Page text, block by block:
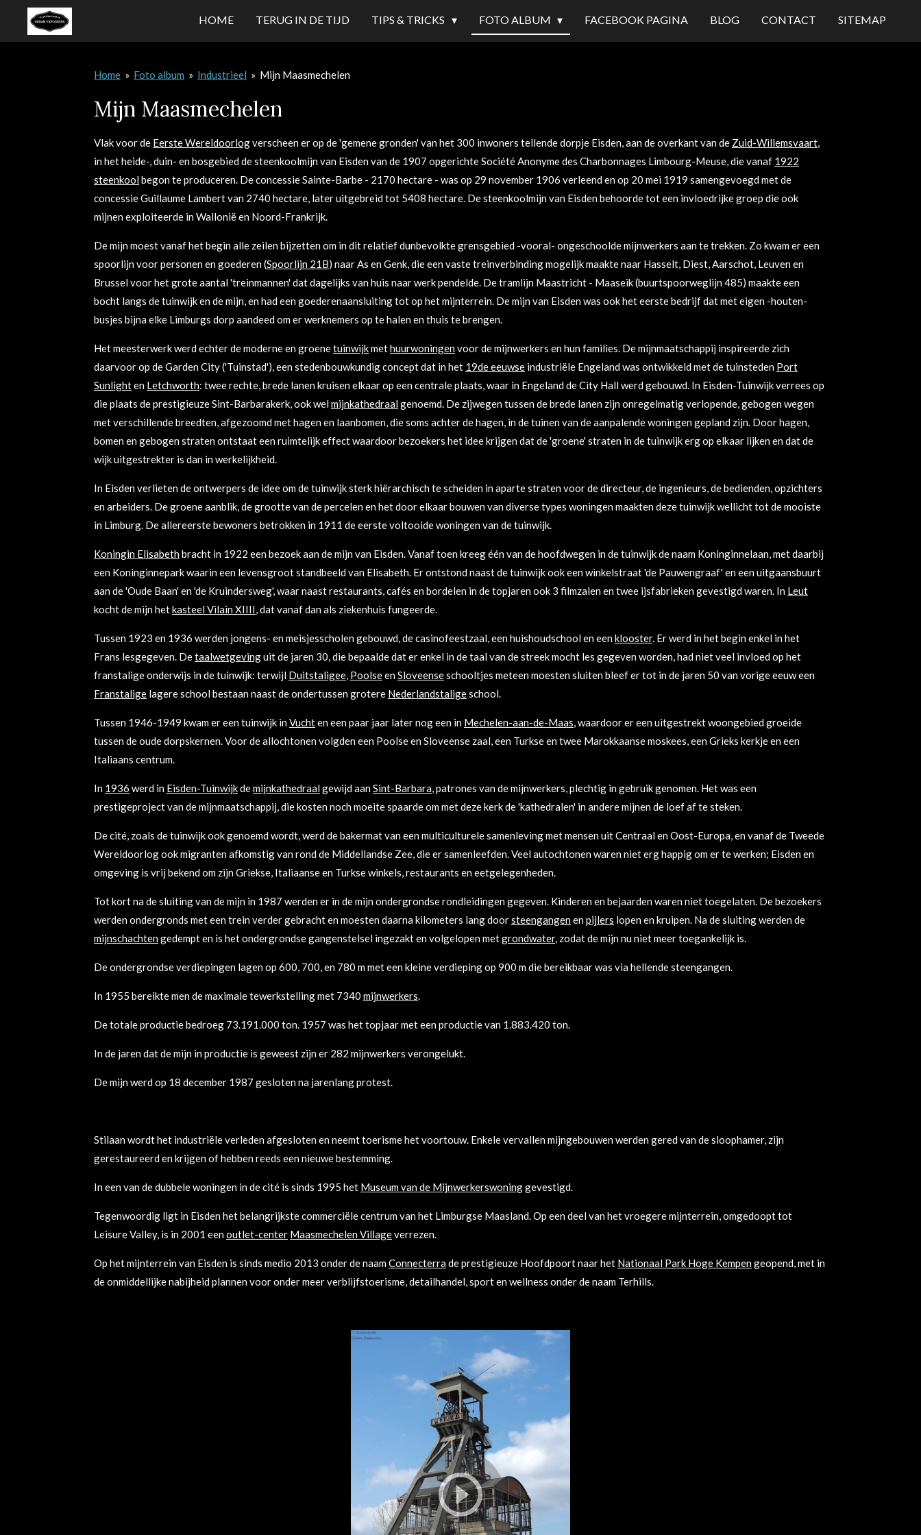
direct
HOME TERUG IN DE TIJD TIPS & TRICKS FOTO ALBUM FACEBOOK PAGINA BLOG CONTACT SITEMAP
Home » Foto album » Industrieel » Mijn Maasmechelen
Mijn Maasmechelen
Vlak voor de Eerste Wereldoorlogverscheen er op de 'gemene gronden' van het 300 inwoners tellende dorpje Eisden, aan de overkant van de Zuid-Willemsvaart,
in het heide-, duin- en bosgebied de steenkoolmijn van Eisden van de 1907 opgerichte Société Anonyme des Charbonnages Limbourg-Meuse, die vanaf 1922
steenkoolbegon te produceren. De concessie Sainte-Barbe - 2170 hectare - was op 29 november 1906 verleend en op 20 mei 1919 samengevoegd met de
concessie Guillaume Lambert van 2740 hectare, later uitgebreid tot 5408 hectare. De steenkoolmijn van Eisden behoorde tot een invloedrijke groep die ook
mijnen exploiteerde in Wallonië en Noord-Frankrijk.
De mijn moest vanaf het begin alle zeilen bijzetten om in dit relatief dunbevolkte grensgebied -vooral- ongeschoolde mijnwerkers aan te trekken. Zo kwam er een
spoorlijn voor personen en goederen (Spoorlijn 21B) naar As en Genk, die een vaste treinverbinding mogelijk maakte naar Hasselt, Diest, Aarschot, Leuven en
Brussel voor het grote aantal 'treinmannen' dat dagelijks van huis naar werk pendelde. De tramlijn Maastricht - Maaseik (buurtspoorweglijn 485) maakte een
bocht langs de tuinwijk en de mijn, en had een goederenaansluiting tot op het mijnterrein. De mijn van Eisden was ook het eerste bedrijf dat met eigen -houten-
busjes bijna elke Limburgs dorp aandeed om er werknemers op te halen en thuis te brengen.
Het meesterwerk werd echter de moderne en groenetuinwijkmethuurwoningenvoor de mijnwerkers en hun families. De mijnmaatschappij inspireerde zich
daarvoor op de Garden City ('Tuinstad'), een stedenbouwkundig concept dat in het 19de eeuwse industriële Engeland was ontwikkeld met de tuinsteden Port
Sunlighten Letchworth: twee rechte, brede lanen kruisen elkaar op een centrale plaats, waar in Engeland de City Hall werd gebouwd. In Eisden-Tuinwijk verrees op
die plaats de prestigieuze Sint-Barbarakerk, ook welmijnkathedraalgenoemd. De zijwegen tussen de brede lanen zijn onregelmatig verlopende, gebogen wegen
met verschillende breedten, afgezoomd met hagen en laanbomen, die soms achter de hagen, in de tuinen van de aanpalende woningen gepland zijn. Door hagen,
bomen en gebogen straten ontstaat een ruimtelijk effect waardoor bezoekers het idee krijgen dat de 'groene' straten in de tuinwijk erg op elkaar lijken en dat de
wijk uitgestrekter is dan in werkelijkheid.
In Eisden verlieten de ontwerpers de idee om de tuinwijk sterk hiërarchisch te scheiden in aparte straten voor de directeur, de ingenieurs, de bedienden, opzichters
en arbeiders. De groene aanblik, de grootte van de percelen en het door elkaar bouwen van diverse types woningen maakten deze tuinwijk wellicht tot de mooiste
in Limburg. De allereerste bewoners betrokken in 1911 de eerste voltooide woningen van de tuinwijk.
Koningin Elisabethbracht in 1922 een bezoek aan de mijn van Eisden. Vanaf toen kreeg één van de hoofdwegen in de tuinwijk de naam Koninginnelaan, met daarbij
een Koninginnepark waarin een levensgroot standbeeld van Elisabeth. Er ontstond naast de tuinwijk ook een winkelstraat 'de Pauwengraaf' en een uitgaansbuurt
aan de 'Oude Baan' en 'de Kruindersweg', waar naast restaurants, cafés en bordelen in de topjaren ook 3 filmzalen en twee ijsfabrieken gevestigd waren. In Leut
kocht de mijn hetkasteel Vilain XIIII, dat vanaf dan als ziekenhuis fungeerde.
Tussen 1923 en 1936 werden jongens- en meisjesscholen gebouwd, de casinofeestzaal, een huishoudschool en eenklooster. Er werd in het begin enkel in het
Frans lesgegeven. Detaalwetgevinguit de jaren 30, die bepaalde dat er enkel in de taal van de streek mocht les gegeven worden, had niet veel invloed op het
franstalige onderwijs in de tuinwijk: terwijl Duitstaligee, PoolseenSloveenseschooltjes meteen moesten sluiten bleef er tot in de jaren 50 van vorige eeuw een
Franstalige lagere school bestaan naast de ondertussen grotere Nederlandstaligeschool.
Tussen 1946-1949 kwam er een tuinwijk inVuchten een paar jaar later nog een in Mechelen-aan-de-Maas, waardoor er een uitgestrekt woongebied groeide
tussen de oude dorpskernen. Voor de allochtonen volgden een Poolse en Sloveense zaal, een Turkse en twee Marokkaanse moskees, een Grieks kerkje en een
Italiaans centrum.
In 1936 werd in Eisden-Tuinwijkdemijnkathedraalgewijd aanSint-Barbara, patrones van de mijnwerkers, plechtig in gebruik genomen. Het was een
prestigeproject van de mijnmaatschappij, die kosten noch moeite spaarde om met deze kerk de 'kathedralen' in andere mijnen de loef af te steken.
De cité, zoals de tuinwijk ook genoemd wordt, werd de bakermat van een multiculturele samenleving met mensen uit Centraal en Oost-Europa, en vanaf de Tweede
Wereldoorlog ook migranten afkomstig van rond de Middellandse Zee, die er samenleefden. Veel autochtonen waren niet erg happig om er te werken; Eisden en
omgeving is vrij bekend om zijn Griekse, Italiaanse en Turkse winkels, restaurants en eetgelegenheden.
Tot kort na de sluiting van de mijn in 1987 werden er in de mijn ondergrondse rondleidingen gegeven. Kinderen en bejaarden waren niet toegelaten. De bezoekers
werden ondergronds met een trein verder gebracht en moesten daarna kilometers lang doorsteengangenenpijlers lopen en kruipen. Na de sluiting werden de
mijnschachtengedempt en is het ondergrondse gangenstelsel ingezakt en volgelopen metgrondwater, zodat de mijn nu niet meer toegankelijk is.
De ondergrondse verdiepingen lagen op 600, 700, en 780 m met een kleine verdieping op 900 m die bereikbaar was via hellende steengangen.
In 1955 bereikte men de maximale tewerkstelling met 7340 mijnwerkers.
De totale productie bedroeg 73.191.000 ton. 1957 was het topjaar met een productie van 1.883.420 ton.
In de jaren dat de mijn in productie is geweest zijn er 282 mijnwerkers verongelukt.
De mijn werd op 18 december 1987 gesloten na jarenlang protest.
Stilaan wordt het industriële verleden afgesloten en neemt toerisme het voortouw. Enkele vervallen mijngebouwen werden gered van de sloophamer, zijn
gerestaureerd en krijgen of hebben reeds een nieuwe bestemming.
In een van de dubbele woningen in de cité is sinds 1995 het Museum van de Mijnwerkerswoninggevestigd.
Tegenwoordig ligt in Eisden het belangrijkste commerciële centrum van het Limburgse Maasland. Op een deel van het vroegere mijnterrein, omgedoopt tot
Leisure Valley, is in 2001 eenoutlet-center Maasmechelen Villageverrezen.
Op het mijnterrein van Eisden is sinds medio 2013 onder de naamConnecterrade prestigieuze Hoofdpoort naar het Nationaal Park Hoge Kempengeopend, met in
de onmiddellijke nabijheid plannen voor onder meer verblijfstoerisme, detailhandel, sport en wellness onder de naam Terhills.